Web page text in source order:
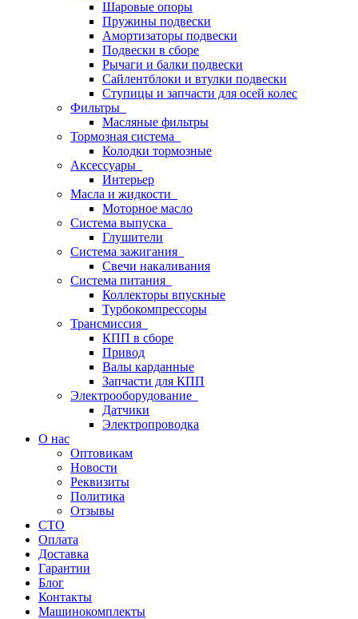
Шаровые опоры
Пружины подвески
Амортизаторы подвески
Подвески в сборе
Рычаги и балки подвески
Сайлентблоки и втулки подвески
Ступицы и запчасти для осей колес
Фильтры
Масляные фильтры
Тормозная система
Колодки тормозные
Аксессуары
Интерьер
Масла и жидкости
Моторное масло
Система выпуска
Глушители
Система зажигания
Свечи накаливания
Система питания
Коллекторы впускные
Турбокомпрессоры
Трансмиссия
КПП в сборе
Привод
Валы карданные
Запчасти для КПП
Электрооборудование
Датчики
Электропроводка
О нас
Оптовикам
Новости
Реквизиты
Политика
Отзывы
СТО
Оплата
Доставка
Гарантии
Блог
Контакты
Машинокомплекты